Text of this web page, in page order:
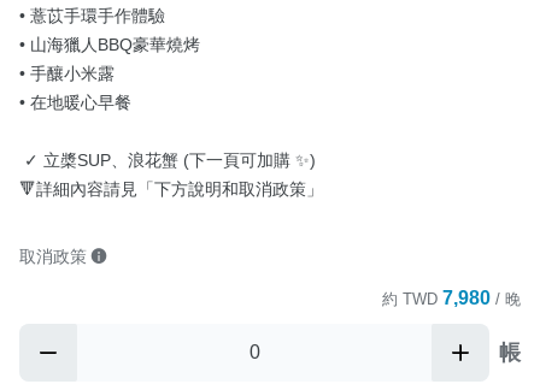
• 薏苡手環手作體驗
• 山海獵人BBQ豪華燒烤
• 手釀小米露
• 在地暖心早餐
🔻詳細內容請見「下方說明和取消政策」
取消政策
約 TWD 7,980 / 晚
帳